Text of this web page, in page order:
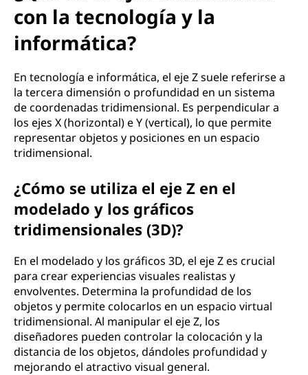
con la tecnología y la
informática?
En tecnología e informática, el eje Z suele referirse a
la tercera dimensión o profundidad en un sistema
de coordenadas tridimensional. Es perpendicular a
los ejes X (horizontal) e Y (vertical), lo que permite
representar objetos y posiciones en un espacio
tridimensional.
¿Cómo se utiliza el eje Z en el
modelado y los gráficos
tridimensionales (3D)?
En el modelado y los gráficos 3D, el eje Z es crucial
para crear experiencias visuales realistas y
envolventes. Determina la profundidad de los
objetos y permite colocarlos en un espacio virtual
tridimensional. Al manipular el eje Z, los
diseñadores pueden controlar la colocación y la
distancia de los objetos, dándoles profundidad y
mejorando el atractivo visual general.